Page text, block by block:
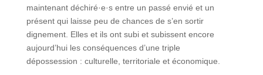
maintenant déchiré·e·s entre un passé envié et un
présent qui laisse peu de chances de s’en sortir
dignement. Elles et ils ont subi et subissent encore
aujourd’hui les conséquences d’une triple
dépossession : culturelle, territoriale et économique.